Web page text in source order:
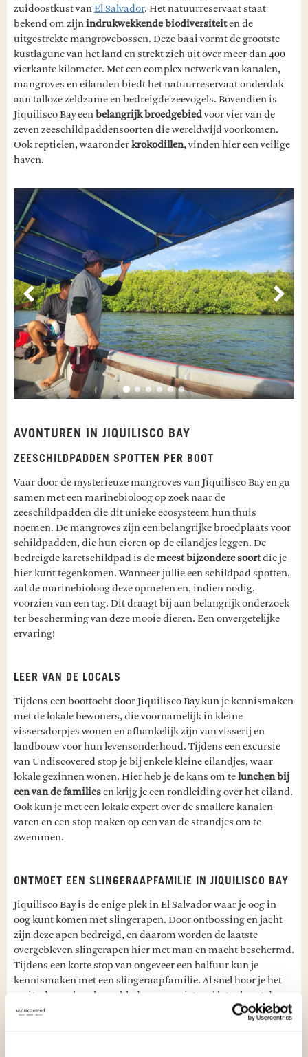
zuidoostkust vanEl Salvador. Het natuurreservaat staat
bekend om zijnindrukwekkende biodiversiteiten de
uitgestrekte mangrovebossen. Deze baai vormt de grootste
kustlagune van het land en strekt zich uit over meer dan 400
vierkante kilometer. Met een complex netwerk van kanalen,
mangroves en eilanden biedt het natuurreservaat onderdak
aan talloze zeldzame en bedreigde zeevogels. Bovendien is
Jiquilisco Bay eenbelangrijk broedgebiedvoor vier van de
zeven zeeschildpaddensoorten die wereldwijd voorkomen.
Ook reptielen, waaronderkrokodillen, vinden hier een veilige
haven.
Vorige
AVONTUREN IN JIQUILISCO BAY
ZEESCHILDPADDEN SPOTTEN PER BOOT
Vaar door de mysterieuze mangroves van Jiquilisco Bay en ga
samen met een marinebioloog op zoek naar de
zeeschildpadden die dit unieke ecosysteem hun thuis
noemen. De mangroves zijn een belangrijke broedplaats voor
schildpadden, die hun eieren op de eilandjes leggen. De
bedreigde karetschildpad is demeest bijzondere soortdie je
hier kunt tegenkomen. Wanneer jullie een schildpad spotten,
zal de marinebioloog deze opmeten en, indien nodig,
voorzien van een tag. Dit draagt bij aan belangrijk onderzoek
ter bescherming van deze mooie dieren. Een onvergetelijke
ervaring!
LEER VAN DE LOCALS
Tijdens een boottocht door Jiquilisco Bay kun je kennismaken
met de lokale bewoners, die voornamelijk in kleine
vissersdorpjes wonen en afhankelijk zijn van visserij en
landbouw voor hun levensonderhoud. Tijdens een excursie
van Undiscovered stop je bij enkele kleine eilandjes, waar
lokale gezinnen wonen. Hier heb je de kans om telunchen bij
een van de familiesen krijg je een rondleiding over het eiland.
Ook kun je met een lokale expert over de smallere kanalen
varen en een stop maken op een van de strandjes om te
zwemmen.
ONTMOET EEN SLINGERAAPFAMILIE IN JIQUILISCO BAY
Jiquilisco Bay is de enige plek in El Salvador waar je oog in
oog kunt komen met slingerapen. Door ontbossing en jacht
zijn deze apen bedreigd, en daarom worden de laatste
overgebleven slingerapen hier met man en macht beschermd.
Tijdens een korte stop van ongeveer een halfuur kun je
kennismaken met een slingeraapfamilie. Al snel hoor je het
geritsel en gekraak van bladeren, en niet veel later komt deze
harige familie nieuwsgierig dichterbij. Ze slingeren als ware